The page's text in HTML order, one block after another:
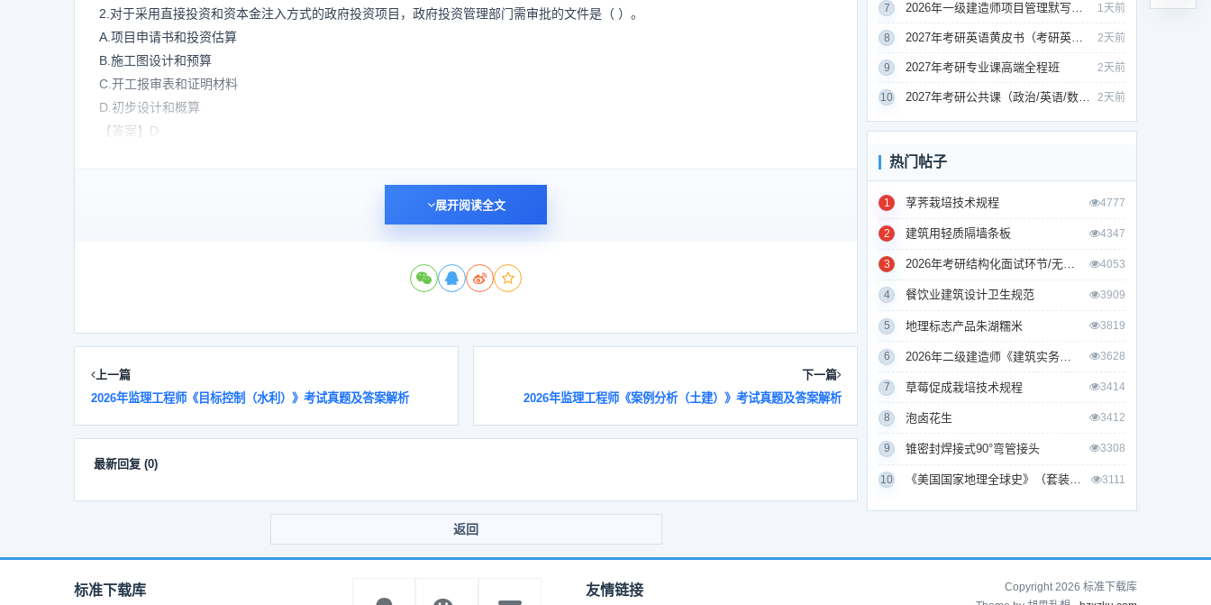
2.对于采用直接投资和资本金注入方式的政府投资项目，政府投资管理部门需审批的文件是（ ）。
A.项目申请书和投资估算
B.施工图设计和预算
C.开工报审表和证明材料
D.初步设计和概算
【答案】D
D 选项正确：对于采用直接投资和资本金注入方式的政府投资项目，政府需要从投资决策的角度审批项目建议书和可行性研究报告，
3.建设单位办理工程质量监督手续需提供的资料是（ ）。
D.工程监理合同
【答案】D
书；
2）中标通知书和施工、监理合同；D 正确
4）施工组织设计和监理规划（监理实施细则）；
B.负责组织项目试生产
展开阅读全文
上一篇
2026年监理工程师《目标控制（水利）》考试真题及答案解析
下一篇
2026年监理工程师《案例分析（土建）》考试真题及答案解析
最新回复 (0)
返回
7 1天前
8 2天前
9 2027年考研专业课高端全程班 2天前
10 2天前
热门帖子
1 莩荠栽培技术规程 4777
2 建筑用轻质隔墙条板 4347
3 2026年考研结构化面试环节/无领导小组面试环节/面试技巧及简历书写 4053
4 餐饮业建筑设计卫生规范 3909
5 地理标志产品朱湖糯米 3819
6 3628
7 草莓促成栽培技术规程 3414
8 泡卤花生 3412
9 锥密封焊接式90°弯管接头 3308
10 《美国国家地理全球史》（套装全10册） 3111
标准下载库 友情链接
Copyright 2026 标准下载库